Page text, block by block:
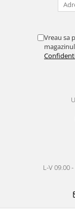
Vreau sa
L-V 09.00